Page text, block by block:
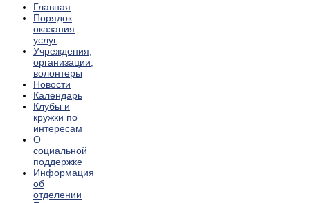
Главная
Порядок
оказания
услуг
Учреждения,
организации,
волонтеры
Новости
Календарь
Клубы и
кружки по
интересам
О
социальной
поддержке
Информация
об
отделении